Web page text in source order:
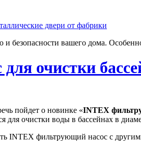
безопасности вашего дома.
очистки
пойдет о новинке «INTEX
для очистки воды в бассейнах в
INTEX фильтрующий насос с